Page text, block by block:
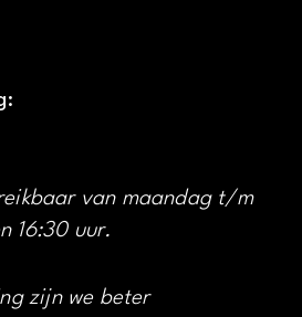
van maandag t/m
16:30 uur.
zijn we beter